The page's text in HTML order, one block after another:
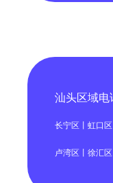
汕头区域电
长宁区丨虹口
卢湾区丨徐汇